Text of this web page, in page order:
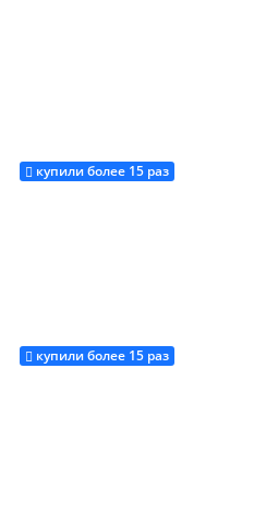
Купить
купили более 15 раз
Купить
купили более 15 раз